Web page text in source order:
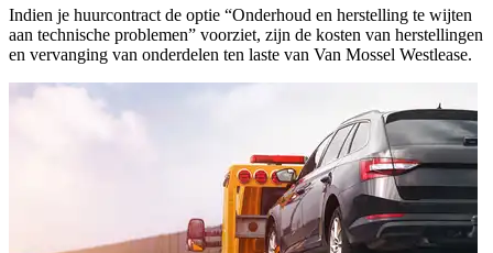
Indien je huurcontract de optie “Onderhoud en herstelling te wijten
aan technische problemen” voorziet, zijn de kosten van herstellingen
en vervanging van onderdelen ten laste van Van Mossel Westlease.